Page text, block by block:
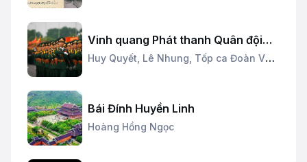
Vinh quang Phát thanh Quân đội
nhân dân
Huy Quyết, Lê Nhung, Tốp ca Đoàn Văn
Bái Đính Huyền Linh
Hoàng Hồng Ngọc